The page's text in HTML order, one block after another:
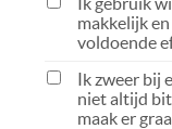
makkelijk
voldoende
Ik zweer bij
niet altijd
maak er